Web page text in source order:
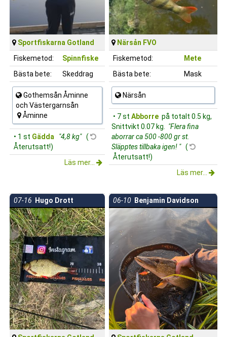
Sportfiskarna Gotland
Fiskemetod:
Spinnfiske
Bästa bete:
Skeddrag
Gothemsån Åminne
och Västergarnsån
Åminne
• 1 st Gädda "4,8 kg" (
Återutsatt!)
Läs mer...
Närsån FVO
Fiskemetod:
Mete
Bästa bete:
Mask
Närsån
• 7 st Abborre på totalt 0.5 kg,
Snittvikt 0.07 kg.
"Flera fina
aborrar ca 500 -800 gr st.
Släpptes tillbaka igen! " (
Återutsatt!)
Läs mer...
07-16 Hugo Drott 06-10 Benjamin Davidson